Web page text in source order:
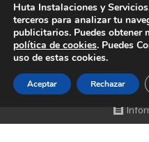
Precios
Creado por
Huta Instalaciones y
terceros para analizar tu
publicitarios. Puedes obtener
política de cookies. Puedes
uso de estas cookies.
Aceptar Rechazar